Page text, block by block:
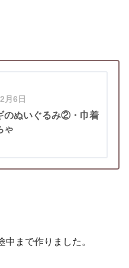
月6日
のぬいぐるみ②・巾着
ゃ
まで作りました。